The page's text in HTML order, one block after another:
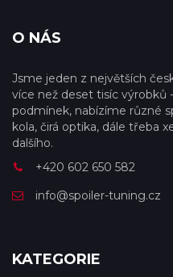
O NÁS
Jsme jeden z největších
více než deset tisíc výrobků
podmínek, nabízíme různé
kola, čirá optika, dále třeba
dalšího.
+420 602 650 582
info@spoiler-tuning.cz
KATEGORIE